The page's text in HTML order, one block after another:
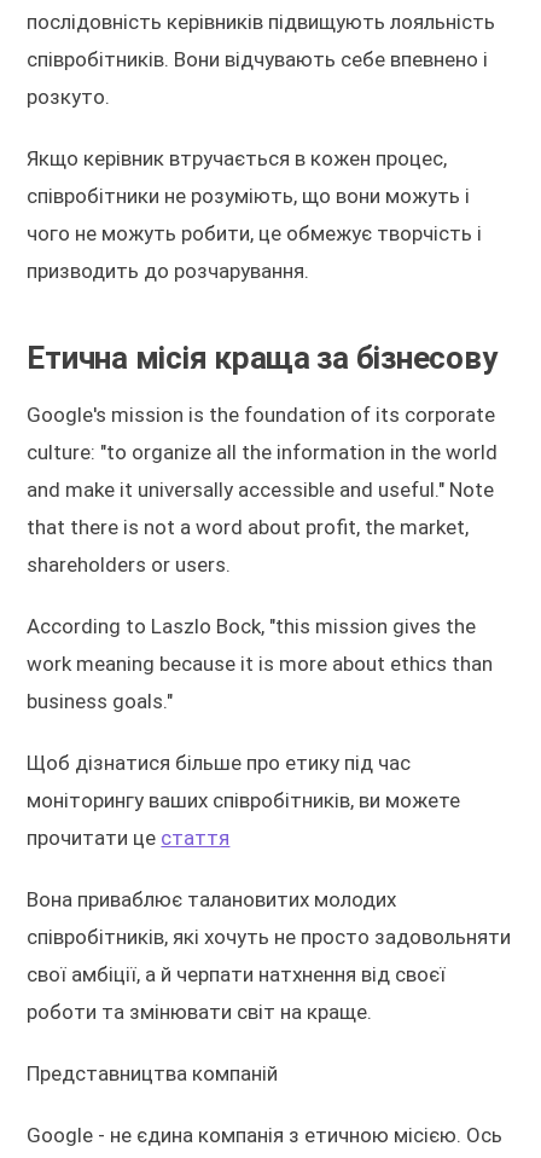
послідовність керівників підвищують лояльність
співробітників. Вони відчувають себе впевнено і
розкуто.
Якщо керівник втручається в кожен процес,
співробітники не розуміють, що вони можуть і
чого не можуть робити, це обмежує творчість і
призводить до розчарування.
Етична місія краща за бізнесову
Google's mission is the foundation of its corporate
culture: "to organize all the information in the world
and make it universally accessible and useful." Note
that there is not a word about profit, the market,
shareholders or users.
According to Laszlo Bock, "this mission gives the
work meaning because it is more about ethics than
business goals."
Щоб дізнатися більше про етику під час
моніторингу ваших співробітників, ви можете
прочитати це стаття
Вона приваблює талановитих молодих
співробітників, які хочуть не просто задовольняти
свої амбіції, а й черпати натхнення від своєї
роботи та змінювати світ на краще.
Представництва компаній
Google - не єдина компанія з етичною місією. Ось